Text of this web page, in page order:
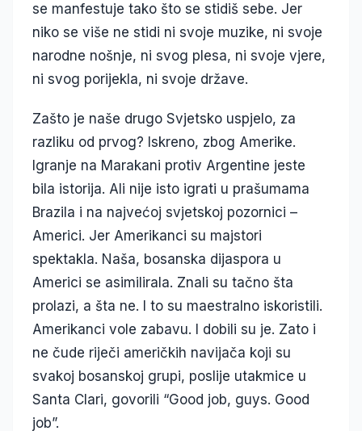
se manfestuje tako što se stidiš sebe. Jer
niko se više ne stidi ni svoje muzike, ni svoje
narodne nošnje, ni svog plesa, ni svoje vjere,
ni svog porijekla, ni svoje države.
Zašto je naše drugo Svjetsko uspjelo, za
razliku od prvog? Iskreno, zbog Amerike.
Igranje na Marakani protiv Argentine jeste
bila istorija. Ali nije isto igrati u prašumama
Brazila i na najvećoj svjetskoj pozornici –
Americi. Jer Amerikanci su majstori
spektakla. Naša, bosanska dijaspora u
Americi se asimilirala. Znali su tačno šta
prolazi, a šta ne. I to su maestralno iskoristili.
Amerikanci vole zabavu. I dobili su je. Zato i
ne čude riječi američkih navijača koji su
svakoj bosanskoj grupi, poslije utakmice u
Santa Clari, govorili “Good job, guys. Good
job”.